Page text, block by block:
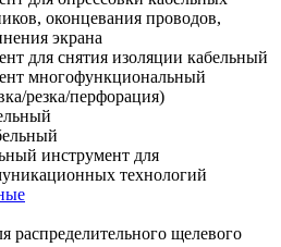
оконцевания проводов,
экрана
для снятия изоляции кабельный
многофункциональный
резка/перфорация)
инструмент для
технологий
распределительного щелевого